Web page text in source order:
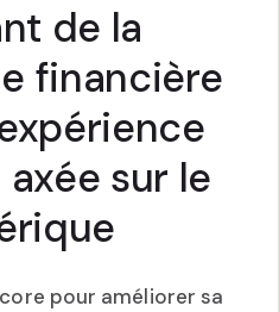
de la
financière
sur le
pour améliorer sa